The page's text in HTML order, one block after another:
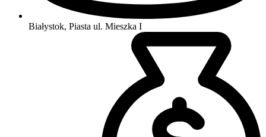
Białystok, Piasta ul. Mieszka I